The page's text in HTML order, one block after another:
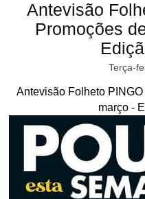
Antevisão
Promoções
Terça-
Antevisão Folheto
março -